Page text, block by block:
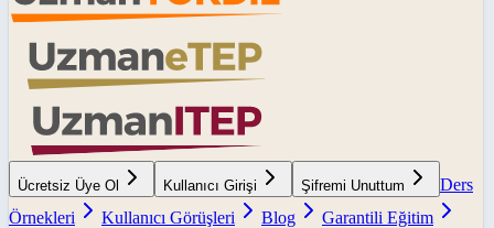
Ücretsiz Üye Ol Kullanıcı Girişi Şifremi Unuttum
Ders
Örnekleri
Kullanıcı Görüşleri Blog
Garantili Eğitim